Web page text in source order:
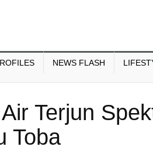
NEWS FLASH
Terjun
Toba